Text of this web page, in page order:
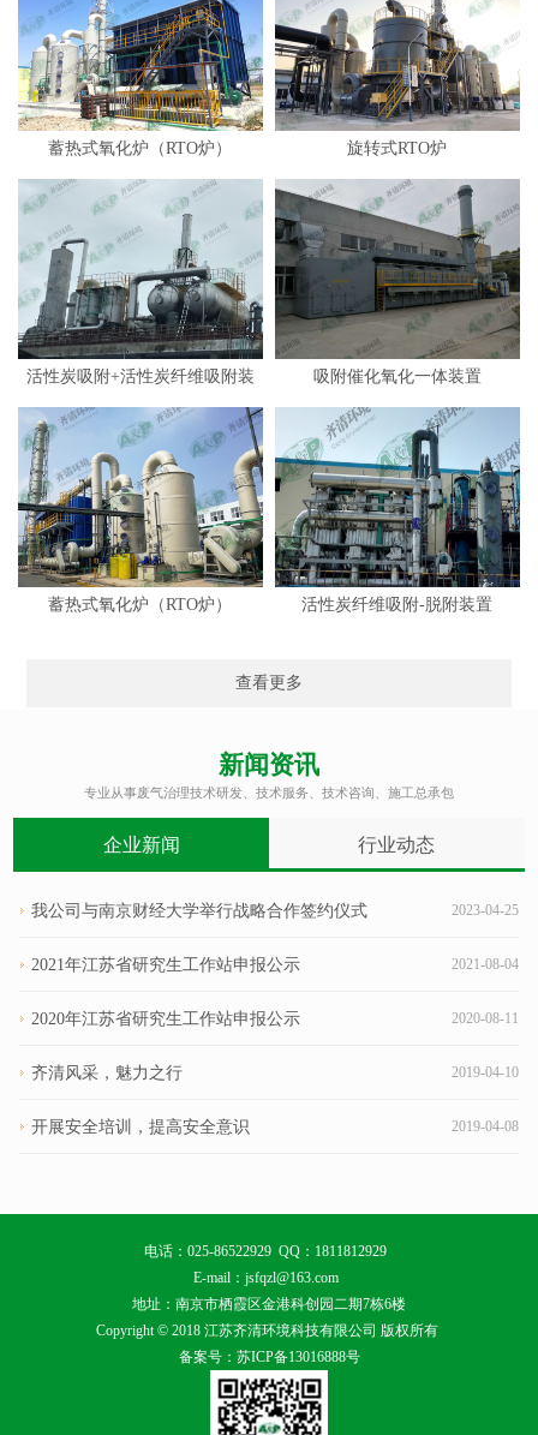
蓄热式氧化炉（RTO炉） 旋转式RTO炉
活性炭吸附+活性炭纤维吸附装
置
吸附催化氧化一体装置
蓄热式氧化炉（RTO炉） 活性炭纤维吸附-脱附装置
查看更多
新闻资讯
专业从事废气治理技术研发、技术服务、技术咨询、施工总承包
企业新闻 行业动态
2023-04-25
我公司与南京财经大学举行战略合作签约仪式
2021-08-04
2021年江苏省研究生工作站申报公示
2020-08-11
2020年江苏省研究生工作站申报公示
2019-04-10
齐清风采，魅力之行
2019-04-08
开展安全培训，提高安全意识
电话：025-86522929 QQ：1811812929
E-mail：jsfqzl@163.com
地址：南京市栖霞区金港科创园二期7栋6楼
Copyright © 2018 江苏齐清环境科技有限公司 版权所有
备案号：苏ICP备13016888号